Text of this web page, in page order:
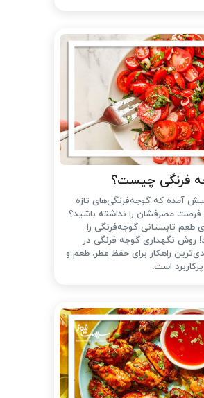
فرنگی چیست؟
پیش آمده که گوجه‌فرنگی‌های تازه
فرصت مصرفشان را نداشته باشید؟
طعم تابستانی گوجه‌فرنگی را
روش نگهداری گوجه فرنگی در
راهکار برای حفظ عطر، طعم و
است.